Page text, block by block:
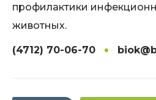
профилактики
животных.
(4712) 70-06-70